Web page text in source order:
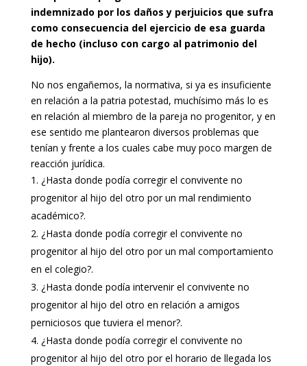
indemnizado por los daños y perjuicios que sufra
como consecuencia del ejercicio de esa guarda
de hecho (incluso con cargo al patrimonio del
hijo).
No nos engañemos, la normativa, si ya es insuficiente
en relación a la patria potestad, muchísimo más lo es
en relación al miembro de la pareja no progenitor, y en
ese sentido me plantearon diversos problemas que
tenían y frente a los cuales cabe muy poco margen de
reacción jurídica.
¿Hasta donde podía corregir el convivente no
progenitor al hijo del otro por un mal rendimiento
académico?.
¿Hasta donde podía corregir el convivente no
progenitor al hijo del otro por un mal comportamiento
en el colegio?.
¿Hasta donde podía intervenir el convivente no
progenitor al hijo del otro en relación a amigos
perniciosos que tuviera el menor?.
¿Hasta donde podía corregir el convivente no
progenitor al hijo del otro por el horario de llegada los